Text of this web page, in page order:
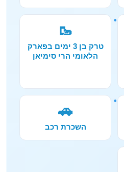
🥾
טרק בן 3 ימים בפארק
הלאומי הרי סימיאן
🚗
השכרת רכב